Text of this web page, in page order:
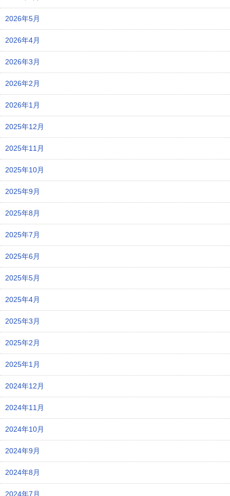
2026年5月
2026年4月
2026年3月
2026年2月
2026年1月
2025年12月
2025年11月
2025年10月
2025年9月
2025年8月
2025年7月
2025年6月
2025年5月
2025年4月
2025年3月
2025年2月
2025年1月
2024年12月
2024年11月
2024年10月
2024年9月
2024年8月
2024年7月